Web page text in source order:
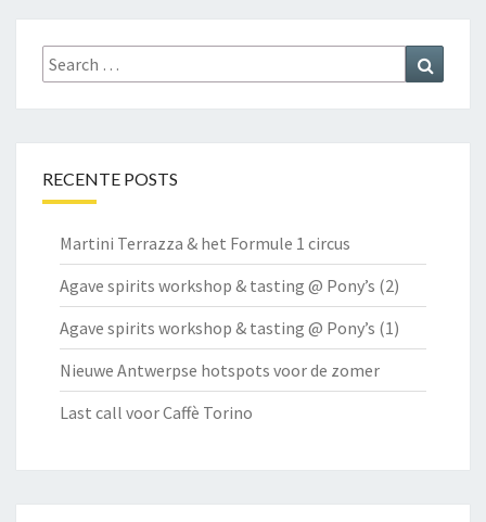
Search
for:
RECENTE POSTS
Martini Terrazza & het Formule 1 circus
Agave spirits workshop & tasting @ Pony’s (2)
Agave spirits workshop & tasting @ Pony’s (1)
Nieuwe Antwerpse hotspots voor de zomer
Last call voor Caffè Torino